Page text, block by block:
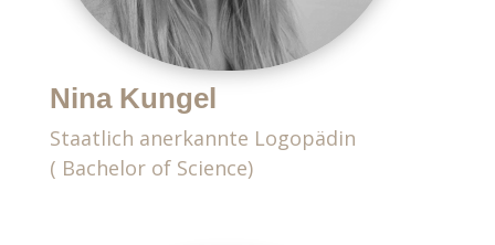
Nina Kungel
Staatlich anerkannte Logopädin
( Bachelor of Science)